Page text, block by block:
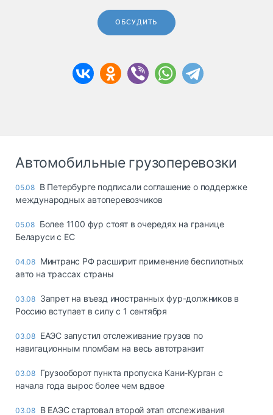
ОБСУДИТЬ
Автомобильные грузоперевозки
05.08 В Петербурге подписали соглашение о поддержке
международных автоперевозчиков
05.08 Более 1100 фур стоят в очередях на границе
Беларуси с ЕС
04.08 Минтранс РФ расширит применение беспилотных
авто на трассах страны
03.08 Запрет на въезд иностранных фур-должников в
Россию вступает в силу с 1 сентября
03.08 ЕАЭС запустил отслеживание грузов по
навигационным пломбам на весь автотранзит
03.08 Грузооборот пункта пропуска Кани-Курган с
начала года вырос более чем вдвое
03.08 В ЕАЭС стартовал второй этап отслеживания